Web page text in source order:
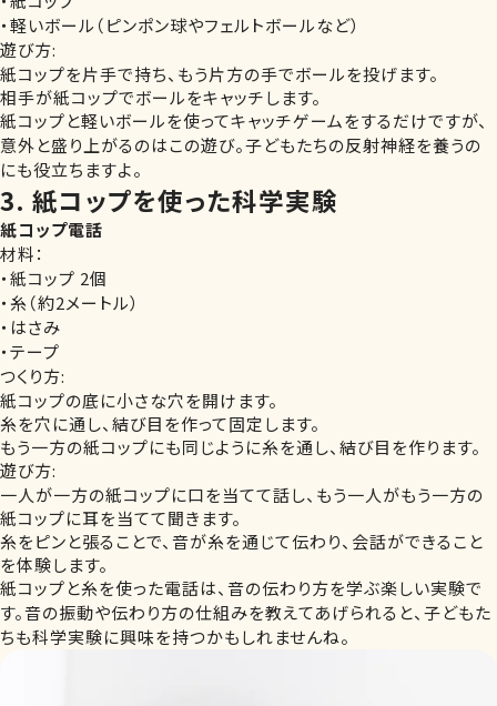
・軽いボール（ピンポン球やフェルトボールなど）
遊び方:
紙コップを片手で持ち、もう片方の手でボールを投げます。
相手が紙コップでボールをキャッチします。
紙コップと軽いボールを使ってキャッチゲームをするだけですが、
意外と盛り上がるのはこの遊び。子どもたちの反射神経を養うの
にも役立ちますよ。
3. 紙コップを使った科学実験
紙コップ電話
材料：
・紙コップ 2個
・糸（約2メートル）
・はさみ
・テープ
つくり方:
紙コップの底に小さな穴を開けます。
糸を穴に通し、結び目を作って固定します。
もう一方の紙コップにも同じように糸を通し、結び目を作ります。
遊び方:
一人が一方の紙コップに口を当てて話し、もう一人がもう一方の
紙コップに耳を当てて聞きます。
糸をピンと張ることで、音が糸を通じて伝わり、会話ができること
を体験します。
紙コップと糸を使った電話は、音の伝わり方を学ぶ楽しい実験で
す。音の振動や伝わり方の仕組みを教えてあげられると、子どもた
ちも科学実験に興味を持つかもしれませんね。